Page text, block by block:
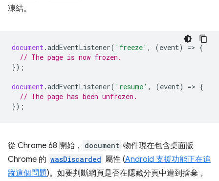
凍結。
document .addEventListener( 'freeze' , (event) => {
// The page is now frozen.
});
document .addEventListener( 'resume' , (event) => {
// The page has been unfrozen.
});
從 Chrome 68 開始， document 物件現在包含桌面版
Chrome 的 wasDiscarded 屬性 (Android 支援功能正在追
蹤這個問題)。如要判斷網頁是否在隱藏分頁中遭到捨棄，